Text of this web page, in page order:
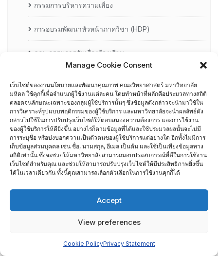
Manage Cookie Consent
เว็บไซต์ของงานนโยบายและพัฒนาคุณภาพ คณะวิทยาศาสตร์ มหาวิทยาลัย
มหิดล ใช้คุกกี้เพื่อจำแนกผู้ใช้งานแต่ละคน โดยทำหน้าที่หลักคือประมวลทางสถิติ
ตลอดจนลักษณะเฉพาะของกลุ่มผู้ใช้บริการนั้นๆ ซึ่งข้อมูลดังกล่าวจะนำมาใช้ใน
การวิเคราะห์รูปแบบพฤติกรรมของผู้ใช้บริการ และมหาวิทยาลัยจะนำผลลัพธ์ดัง
กล่าวไปใช้ในการปรับปรุงเว็บไซต์ให้ตอบสนองความต้องการ และการใช้งาน
ของผู้ใช้บริการให้ดียิ่งขึ้น อย่างไรก็ตามข้อมูลที่ได้และใช้ประมวลผลนั้นจะไม่มี
การระบุชื่อ หรือบ่งบอกความเป็นตัวตนของผู้ใช้บริการแต่อย่างใด อีกทั้งไม่มีการ
เก็บข้อมูลส่วนบุคคล เช่น ชื่อ, นามสกุล, อีเมล เป็นต้น และใช้เป็นเพียงข้อมูลทาง
สถิติเท่านั้น ซึ่งจะช่วยให้มหาวิทยาลัยสามารถมอบประสบการณ์ที่ดีในการใช้งาน
เว็บไซต์สำหรับคุณ และช่วยให้สามารถปรับปรุงเว็บไซต์ให้มีประสิทธิภาพยิ่งขึ้น
ได้ในเวลาเดียวกัน ทั้งนี้คุณสามารถเลือกตัวเลือกในการใช้งานคุกกี้ได้
Accept
View preferences
Cookie PolicyPrivacy Statement
กรรมการบริหารความเสี่ยง
การอบรมพัฒนาหัวหน้าภาควิชา (HDP)
คณะกรรมการรับเรื่องร้องเรียน
คุณภาพ
คณะผู้บริหารคณะวิทยาศาสตร์ ปี 2558- 2562
ผู้ตรวจประเมิน MUQD
ผู้บริหาร
ประกันคุณภาพภายนอก
การประเมินส่วนงานโดย TRIS ปี 2556-2559